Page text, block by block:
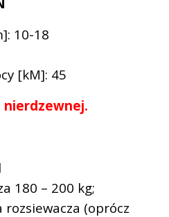
10-18
[kM]: 45
nierdzewnej.
180 – 200 kg;
rozsiewacza (oprócz